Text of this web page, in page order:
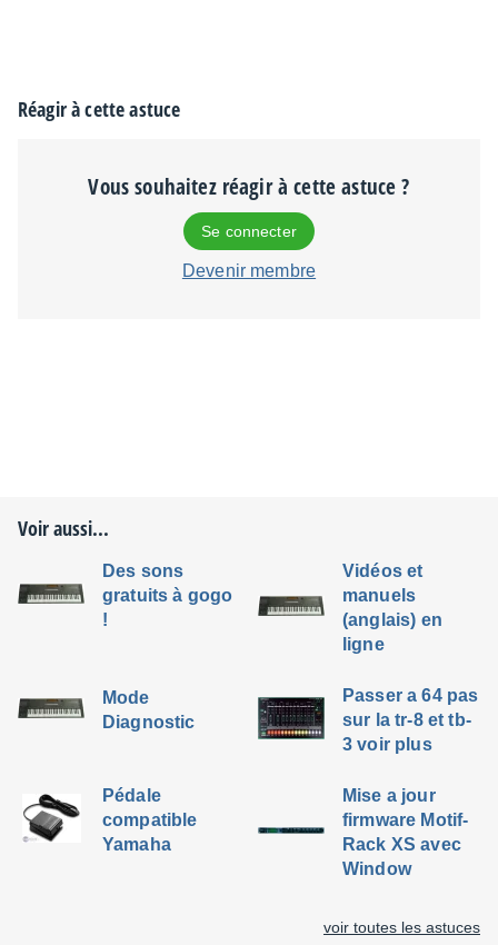
Réagir à cette astuce
Vous souhaitez réagir à cette astuce ?
Se connecter
Devenir membre
Voir aussi...
Des sons
gratuits à gogo
!
Vidéos et
manuels
(anglais) en
ligne
Mode
Diagnostic
Passer a 64 pas
sur la tr-8 et tb-
3 voir plus
Pédale
compatible
Yamaha
Mise a jour
firmware Motif-
Rack XS avec
Window
voir toutes les astuces